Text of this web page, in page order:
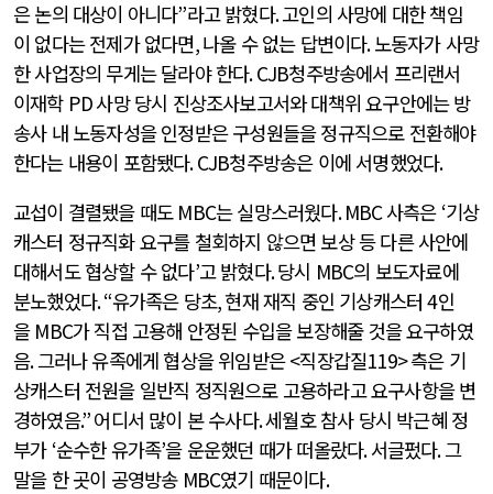
은 논의 대상이 아니다”라고 밝혔다.고인의 사망에 대한 책임
이 없다는 전제가 없다면,나올 수 없는 답변이다.노동자가 사망
한 사업장의 무게는 달라야 한다. CJB청주방송에서 프리랜서
이재학 PD사망 당시 진상조사보고서와 대책위 요구안에는 방
송사 내 노동자성을 인정받은 구성원들을 정규직으로 전환해야
한다는 내용이 포함됐다. CJB청주방송은 이에 서명했었다.
교섭이 결렬됐을 때도 MBC는 실망스러웠다. MBC사측은 ‘기상
캐스터 정규직화 요구를 철회하지 않으면 보상 등 다른 사안에
대해서도 협상할 수 없다’고 밝혔다.당시 MBC의 보도자료에
분노했었다. “유가족은 당초,현재 재직 중인 기상캐스터4인
을 MBC가 직접 고용해 안정된 수입을 보장해줄 것을 요구하였
음.그러나 유족에게 협상을 위임받은<직장갑질119>측은 기
상캐스터 전원을 일반직 정직원으로 고용하라고 요구사항을 변
경하였음.”어디서 많이 본 수사다.세월호 참사 당시 박근혜 정
부가 ‘순수한 유가족’을 운운했던 때가 떠올랐다.서글펐다.그
말을 한 곳이 공영방송 MBC였기 때문이다.